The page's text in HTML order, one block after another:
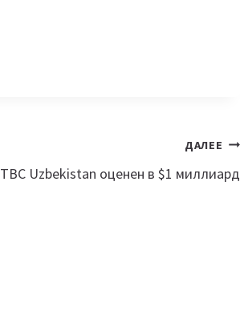
ДАЛЕЕ
TBC Uzbekistan оценен в $1 миллиард